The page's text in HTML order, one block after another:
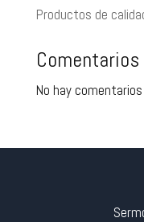
Productos de
No hay